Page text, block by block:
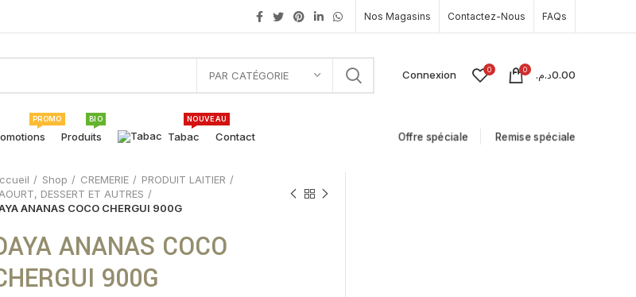
Nos Magasins Contactez-Nous FAQs
PAR CATÉGORIE Connexion 0 0 0.00د.م.
PROMO
Produits
BIO
Tabac
NOUVEAU
Contact Offre spéciale Remise spéciale
Shop CREMERIE
PRODUIT LAITIER
DESSERT ET AUTRES
ANANAS COCO CHERGUI 900G
ANANAS COCO
900G